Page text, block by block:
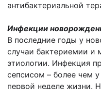
антибактериальной
Инфекции
В последние годы у
случаи бактериемии и
этиологии. Инфекция
сепсисом – более чем
первой неделе жизни.